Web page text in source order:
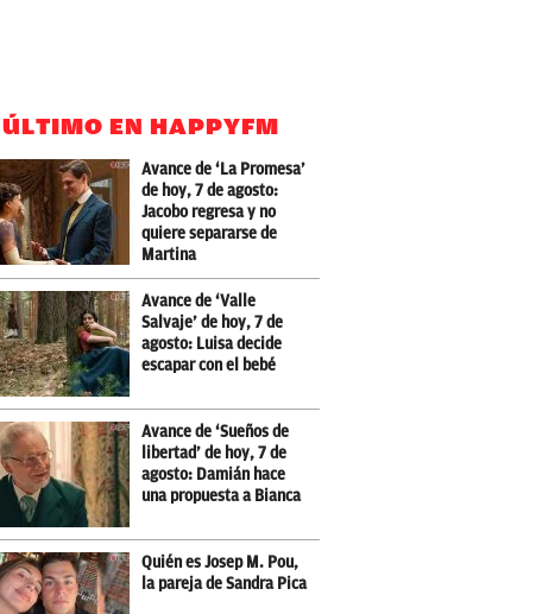
EN HAPPYFM
Avance de ‘La Promesa’
de hoy, 7 de agosto:
Jacobo regresa y no
quiere separarse de
Martina
Avance de ‘Valle
Salvaje’ de hoy, 7 de
agosto: Luisa decide
escapar con el bebé
Avance de ‘Sueños de
libertad’ de hoy, 7 de
agosto: Damián hace
una propuesta a Bianca
Quién es Josep M. Pou,
la pareja de Sandra Pica